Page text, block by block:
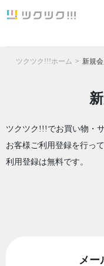
ツクツク!!!ホーム 新規
ツクツク!!!でお買い物・
お客様ご利用登録を行っ
利用登録は無料です。
メー